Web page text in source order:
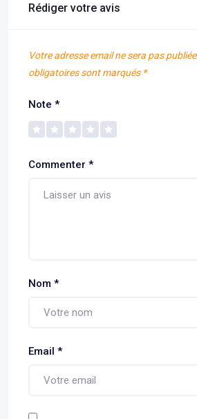
Rédiger votre avis
Votre adresse email ne sera pas
obligatoires sont marqués *
Note *
Commenter *
Nom *
Email *